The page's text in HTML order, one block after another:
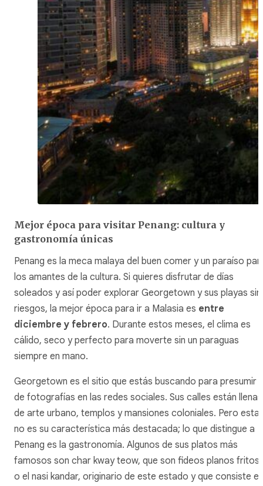
Mejor época para visitar Penang: cultura y
gastronomía únicas
Penang es la meca malaya del buen comer y un paraíso
los amantes de la cultura. Si quieres disfrutar de días
soleados y así poder explorar Georgetown y sus playas sin
riesgos, la mejor época para ir a Malasia es entre
diciembre y febrero. Durante estos meses, el clima es
cálido, seco y perfecto para moverte sin un paraguas
siempre en mano.
Georgetown es el sitio que estás buscando para presumir
de fotografías en las redes sociales. Sus calles están llenas
de arte urbano, templos y mansiones coloniales. Pero esta
no es su característica más destacada; lo que distingue a
Penang es la gastronomía. Algunos de sus platos más
famosos son char kway teow, que son fideos planos fritos,
o el nasi kandar, originario de este estado y que consiste en